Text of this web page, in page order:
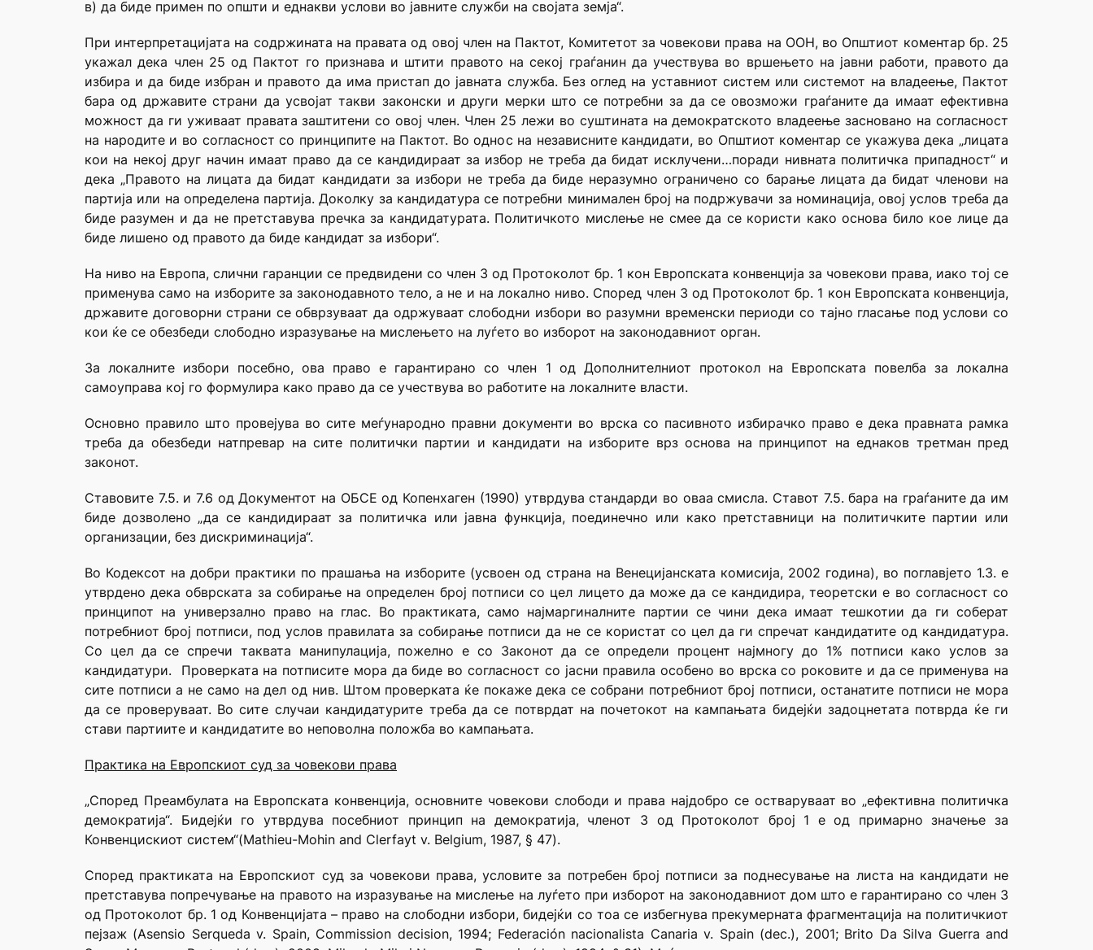
в) да биде примен по општи и еднакви услови во јавните служби на својата земја“.
При интерпретацијата на содржината на правата од овој член на Пактот, Комитетот за човекови права на ООН, во Општиот коментар бр. 25
укажал дека член 25 од Пактот го признава и штити правото на секој граѓанин да учествува во вршењето на јавни работи, правото да
избира и да биде избран и правото да има пристап до јавната служба. Без оглед на уставниот систем или системот на владеење, Пактот
бара од државите страни да усвојат такви законски и други мерки што се потребни за да се овозможи граѓаните да имаат ефективна
можност да ги уживаат правата заштитени со овој член. Член 25 лежи во суштината на демократското владеење засновано на согласност
на народите и во согласност со принципите на Пактот. Во однос на независните кандидати, во Општиот коментар се укажува дека „лицата
кои на некој друг начин имаат право да се кандидираат за избор не треба да бидат исклучени…поради нивната политичка припадност“ и
дека „Правото на лицата да бидат кандидати за избори не треба да биде неразумно ограничено со барање лицата да бидат членови на
партија или на определена партија. Доколку за кандидатура се потребни минимален број на подржувачи за номинација, овој услов треба да
биде разумен и да не претставува пречка за кандидатурата. Политичкото мислење не смее да се користи како основа било кое лице да
биде лишено од правото да биде кандидат за избори“.
На ниво на Европа, слични гаранции се предвидени со член 3 од Протоколот бр. 1 кон Европската конвенција за човекови права, иако тој се
применува само на изборите за законодавното тело, a не и на локално ниво. Според член 3 од Протоколот бр. 1 кон Европската конвенција,
државите договорни страни се обврзуваат да одржуваат слободни избори во разумни временски периоди со тајно гласање под услови со
кои ќе се обезбеди слободно изразување на мислењето на луѓето во изборот на законодавниот орган.
За локалните избори посебно, ова право е гарантирано со член 1 од Дополнителниот протокол на Европската повелба за локална
самоуправа кој го формулира како право да се учествува во работите на локалните власти.
Основно правило што провејува во сите меѓународно правни документи во врска со пасивното избирачко право е дека правната рамка
треба да обезбеди натпревар на сите политички партии и кандидати на изборите врз основа на принципот на еднаков третман пред
законот.
Ставовите 7.5. и 7.6 од Документот на ОБСЕ од Копенхаген (1990) утврдува стандарди во оваа смисла. Ставот 7.5. бара на граѓаните да им
биде дозволено „да се кандидираат за политичка или јавна функција, поединечно или како претставници на политичките партии или
организации, без дискриминација“.
Во Кодексот на добри практики по прашања на изборите (усвоен од страна на Венецијанската комисија, 2002 година), во поглавјето 1.3. е
утврдено дека обврската за собирање на определен број потписи со цел лицето да може да се кандидира, теоретски е во согласност со
принципот на универзално право на глас. Во практиката, само најмаргиналните партии се чини дека имаат тешкотии да ги соберат
потребниот број потписи, под услов правилата за собирање потписи да не се користат со цел да ги спречат кандидатите од кандидатура.
Со цел да се спречи таквата манипулација, пожелно е со Законот да се определи процент најмногу до 1% потписи како услов за
кандидатури. Проверката на потписите мора да биде во согласност со јасни правила особено во врска со роковите и да се применува на
сите потписи а не само на дел од нив. Штом проверката ќе покаже дека се собрани потребниот број потписи, останатите потписи не мора
да се проверуваат. Во сите случаи кандидатурите треба да се потврдат на почетокот на кампањата бидејќи задоцнетата потврда ќе ги
стави партиите и кандидатите во неповолна положба во кампањата.
Практика на Европскиот суд за човекови права
„Според Преамбулата на Европската конвенција, основните човекови слободи и права најдобро се остваруваат во „ефективна политичка
демократија“. Бидејќи го утврдува посебниот принцип на демократија, членот 3 од Протоколот број 1 е од примарно значење за
Конвенцискиот систем“(Mathieu-Mohin and Clerfayt v. Belgium, 1987, § 47).
Според практиката на Европскиот суд за човекови права, условите за потребен број потписи за поднесување на листа на кандидати не
претставува попречување на правото на изразување на мислење на луѓето при изборот на законодавниот дом што е гарантирано со член 3
од Протоколот бр. 1 од Конвенцијата – право на слободни избори, бидејќи со тоа се избегнува прекумерната фрагментација на политичкиот
пејзаж (Asensio Serqueda v. Spain, Commission decision, 1994; Federación nacionalista Canaria v. Spain (dec.), 2001; Brito Da Silva Guerra and